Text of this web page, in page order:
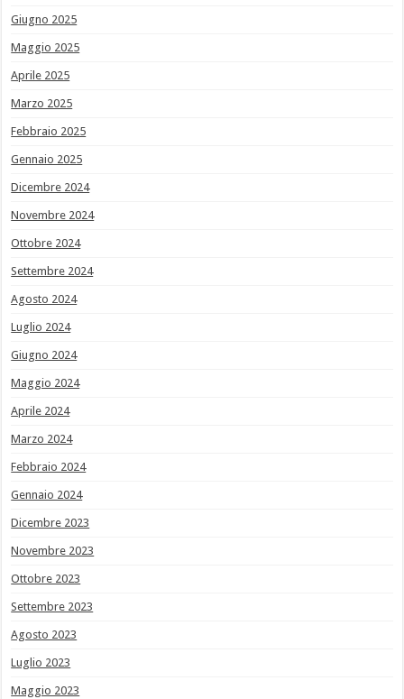
Giugno 2025
Maggio 2025
Aprile 2025
Marzo 2025
Febbraio 2025
Gennaio 2025
Dicembre 2024
Novembre 2024
Ottobre 2024
Settembre 2024
Agosto 2024
Luglio 2024
Giugno 2024
Maggio 2024
Aprile 2024
Marzo 2024
Febbraio 2024
Gennaio 2024
Dicembre 2023
Novembre 2023
Ottobre 2023
Settembre 2023
Agosto 2023
Luglio 2023
Maggio 2023